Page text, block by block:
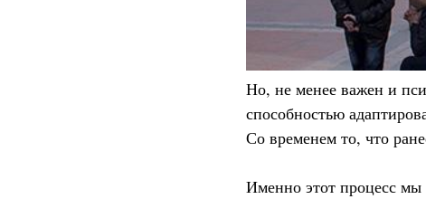
Но, не менее важен и
способностью
Со временем то, что
Именно этот процесс